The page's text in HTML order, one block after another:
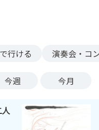
行ける 演奏会・コ
今週 今月